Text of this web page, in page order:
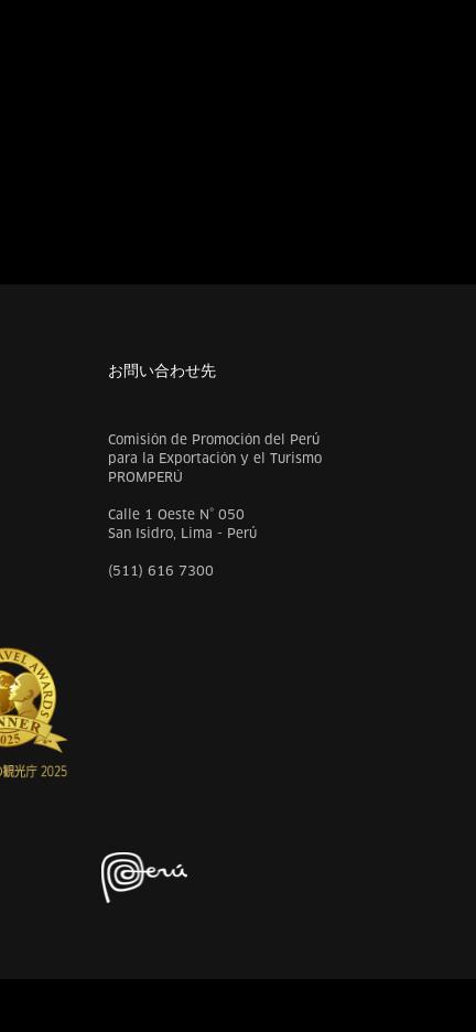
お問い合わせ先
Comisión de Promoción del Perú
para la Exportación y el Turismo
PROMPERÚ
Calle 1 Oeste N° 050
San Isidro, Lima - Perú
(511) 616 7300